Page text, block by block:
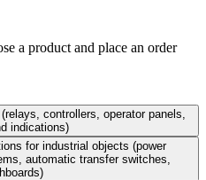
a product and place an order
controllers, operator panels,
indications)
for industrial objects (power
automatic transfer switches,